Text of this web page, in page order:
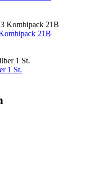
21B
1 St.